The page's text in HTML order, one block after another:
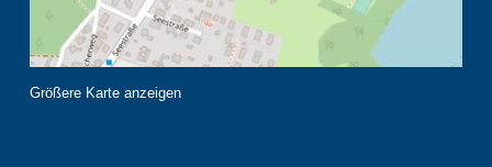
Größere Karte anzeigen